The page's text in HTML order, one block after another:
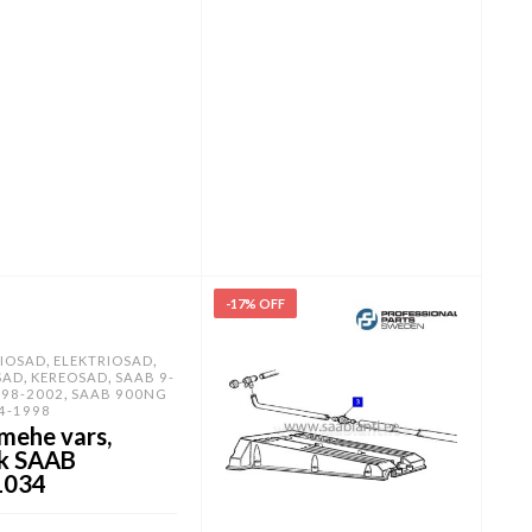
ELEKTRIOSAD
KEREOSAD
SAAB 9-
2002
SAAB 900NG
1998
vars,
SAAB
-17% OFF